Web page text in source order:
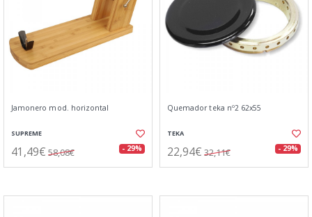
Jamonero mod. horizontal
SUPREME
41,49€ 58,08€ - 29%
Quemador teka nº2 62x55
TEKA
22,94€ 32,11€ - 29%